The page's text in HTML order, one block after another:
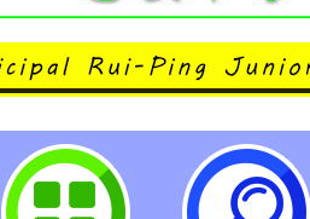
「公教人員保險被
計算所據平均餘命